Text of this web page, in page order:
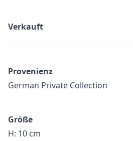
Verkauft
Provenienz
German Private Collection
Größe
H: 10 cm